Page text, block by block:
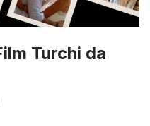
Turchi da